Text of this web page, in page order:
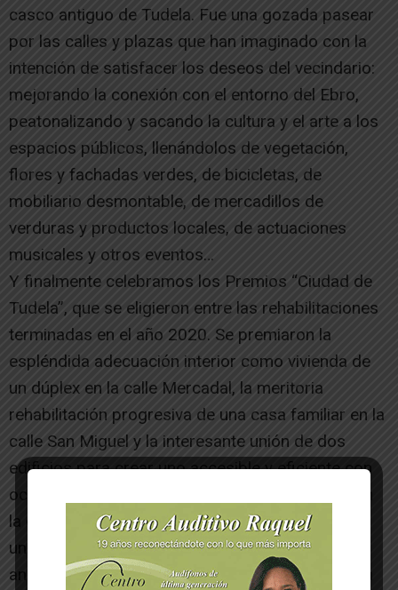
casco antiguo de Tudela. Fue una gozada pasear
por las calles y plazas que han imaginado con la
intención de satisfacer los deseos del vecindario:
mejorando la conexión con el entorno del Ebro,
peatonalizando y sacando la cultura y el arte a los
espacios públicos, llenándolos de vegetación,
flores y fachadas verdes, de bicicletas, de
mobiliario desmontable, de mercadillos de
verduras y productos locales, de actuaciones
musicales y otros eventos…
Y finalmente celebramos los Premios “Ciudad de
Tudela”, que se eligieron entre las rehabilitaciones
terminadas en el año 2020. Se premiaron la
espléndida adecuación interior como vivienda de
un dúplex en la calle Mercadal, la meritoria
rehabilitación progresiva de una casa familiar en la
calle San Miguel y la interesante unión de dos
edificios para crear uno accesible y eficiente con
ocho apartamentos para alquiler para jóvenes en
la calle San Antón. Merecido reconocimiento a
unos casos ejemplares y que esperamos que
animen a otras personas a lanzarse a la aventura